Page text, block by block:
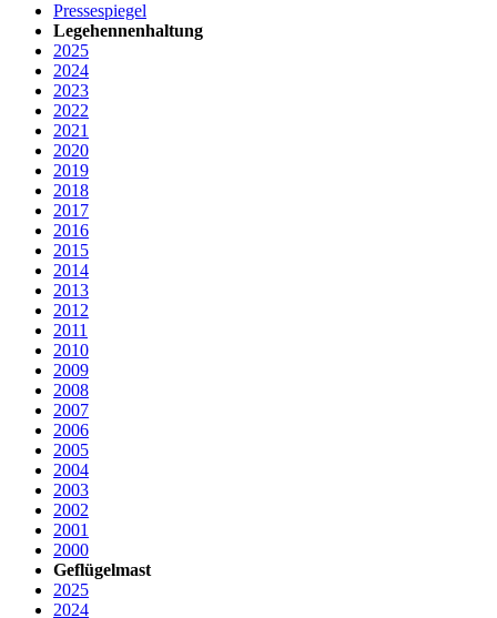
Pressespiegel
Legehennenhaltung
2025
2024
2023
2022
2021
2020
2019
2018
2017
2016
2015
2014
2013
2012
2011
2010
2009
2008
2007
2006
2005
2004
2003
2002
2001
2000
Geflügelmast
2025
2024